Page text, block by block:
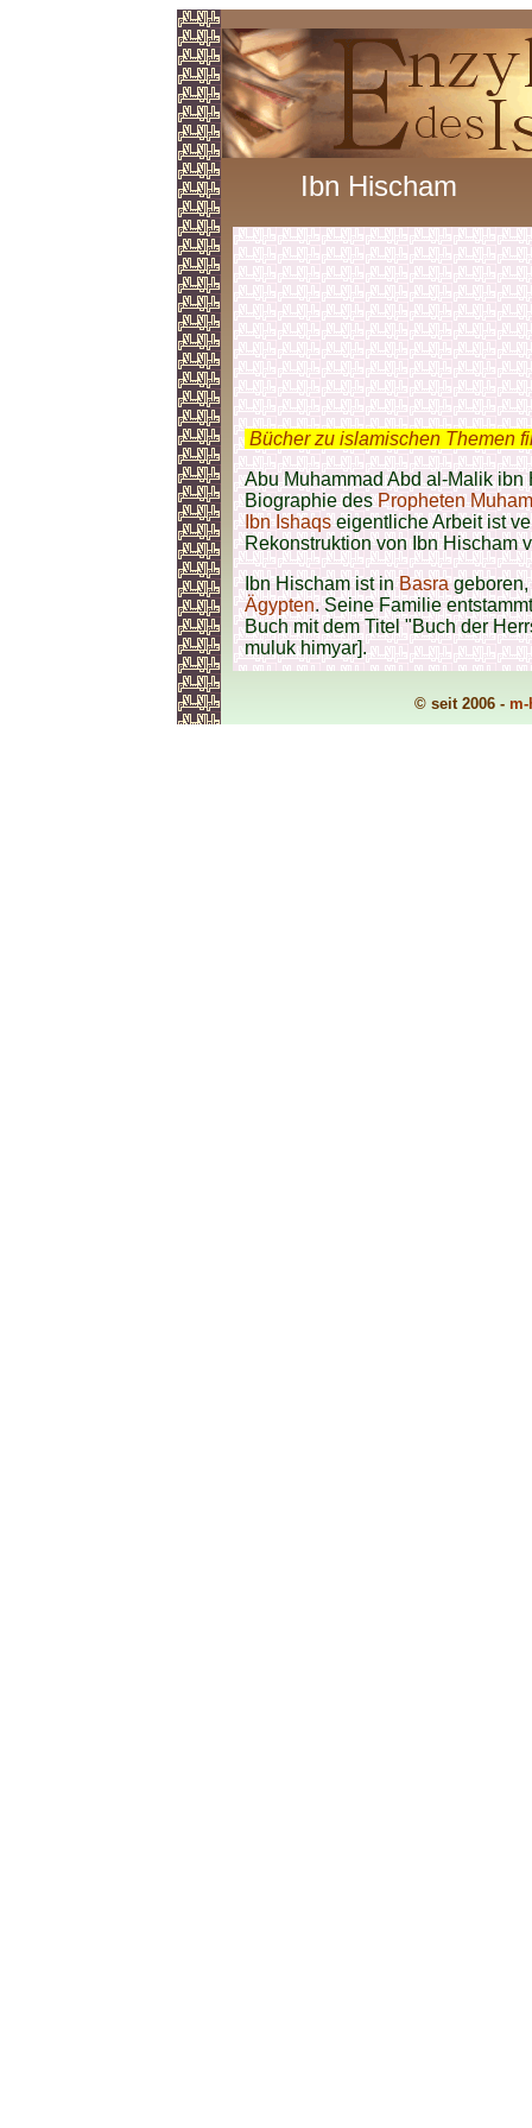
Ibn Hischam
Bücher zu islamischen Themen
Abu Muhammad Abd al-Malik
Biographie desPropheten
Ibn Ishaqseigentliche Arbeit ist
Rekonstruktion von Ibn Hischam
Ibn Hischam ist inBasra
Ägypten. Seine Familie
Buch mit dem Titel "Buch der
muluk himyar].
© seit 2006 - m-